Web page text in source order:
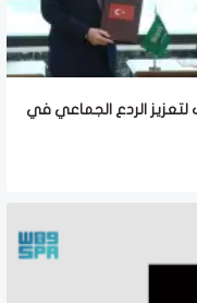
الردع الجماعي في